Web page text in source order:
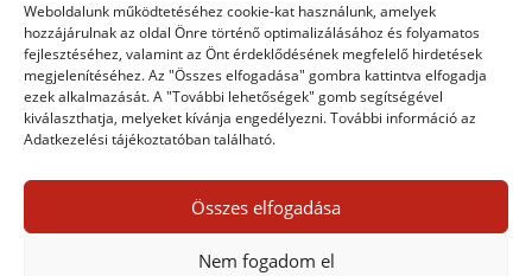
Weboldalunk működtetéséhez cookie-kat használunk, amelyek
hozzájárulnak az oldal Önre történő optimalizálásához és folyamatos
fejlesztéséhez, valamint az Önt érdeklődésének megfelelő hirdetések
megjelenítéséhez. Az "Összes elfogadása" gombra kattintva elfogadja
ezek alkalmazását. A "További lehetőségek" gomb segítségével
kiválaszthatja, melyeket kívánja engedélyezni. További információ az
Adatkezelési tájékoztatóban található.
Összes elfogadása
Nem fogadom el
Levin Lightroom Mintakönyv naptár path
Photoshop Photoshop alapok Photoshop CC
Photoshop tippek Photoshop tippek, trükkök Postworkshop
PS pluginok Quickpage retusálás
videó vintage